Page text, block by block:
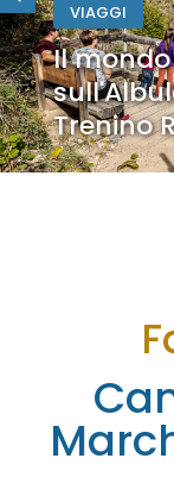
VIAGGI
Il
Trenino